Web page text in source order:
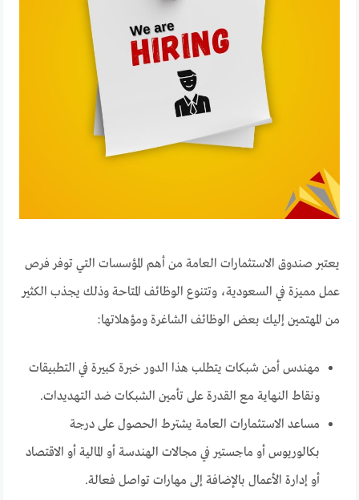
يعتبر صندوق الاستثمارات العامة من أهم المؤسسات التي توفر فرص
عمل مميزة في السعودية، وتتنوع الوظائف المتاحة وذلك يجذب الكثير
من المهتمين إليك بعض الوظائف الشاغرة ومؤهلاتها:
مهندس أمن شبكات يتطلب هذا الدور خبرة كبيرة في التطبيقات
ونقاط النهاية مع القدرة على تأمين الشبكات ضد التهديدات.
مساعد الاستثمارات العامة يشترط الحصول على درجة
بكالوريوس أو ماجستير في مجالات الهندسة أو المالية أو الاقتصاد
أو إدارة الأعمال بالإضافة إلى مهارات تواصل فعالة.